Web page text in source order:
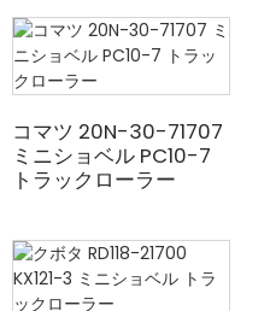
コマツ 20N-30-71707
ミニショベル PC10-7
トラックローラー